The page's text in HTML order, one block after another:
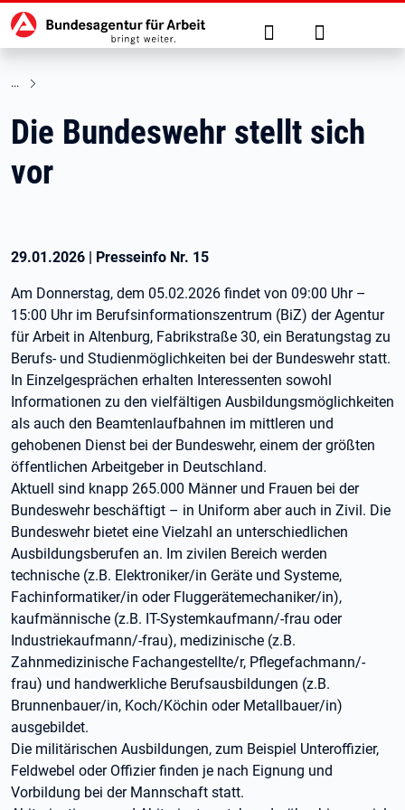
zu den Hauptinhalten springen
Hauptnavigation Suche Anmelden
Die Bundeswehr stellt sich
vor
29.01.2026 | Presseinfo Nr. 15
Am Donnerstag, dem 05.02.2026 findet von 09:00 Uhr –
15:00 Uhr im Berufsinformationszentrum (BiZ) der Agentur
für Arbeit in Altenburg, Fabrikstraße 30, ein Beratungstag zu
Berufs- und Studienmöglichkeiten bei der Bundeswehr statt.
In Einzelgesprächen erhalten Interessenten sowohl
Informationen zu den vielfältigen Ausbildungsmöglichkeiten
als auch den Beamtenlaufbahnen im mittleren und
gehobenen Dienst bei der Bundeswehr, einem der größten
öffentlichen Arbeitgeber in Deutschland.
Aktuell sind knapp 265.000 Männer und Frauen bei der
Bundeswehr beschäftigt – in Uniform aber auch in Zivil. Die
Bundeswehr bietet eine Vielzahl an unterschiedlichen
Ausbildungsberufen an. Im zivilen Bereich werden
technische (z.B. Elektroniker/in Geräte und Systeme,
Fachinformatiker/in oder Fluggerätemechaniker/in),
kaufmännische (z.B. IT-Systemkaufmann/-frau oder
Industriekaufmann/-frau), medizinische (z.B.
Zahnmedizinische Fachangestellte/r, Pflegefachmann/-
frau) und handwerkliche Berufsausbildungen (z.B.
Brunnenbauer/in, Koch/Köchin oder Metallbauer/in)
ausgebildet.
Die militärischen Ausbildungen, zum Beispiel Unteroffizier,
Feldwebel oder Offizier finden je nach Eignung und
Vorbildung bei der Mannschaft statt.